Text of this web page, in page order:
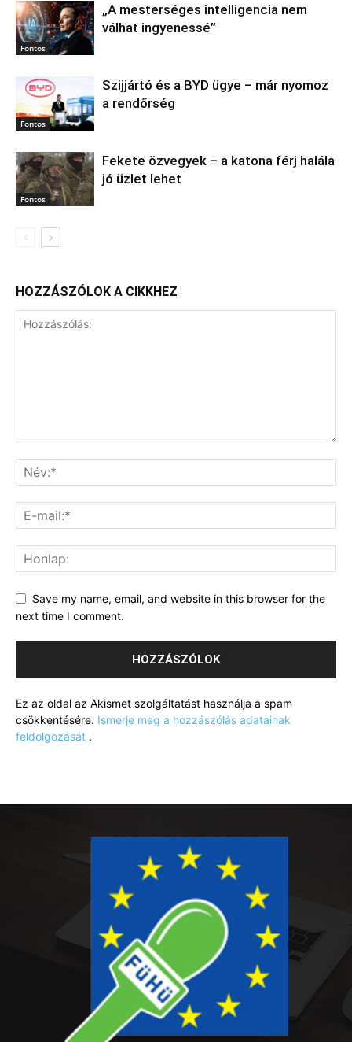
Fontos
„A mesterséges intelligencia nem
válhat ingyenessé”
Fontos
Szijjártó és a BYD ügye – már nyomoz
a rendőrség
Fontos
Fekete özvegyek – a katona férj halála
jó üzlet lehet
HOZZÁSZÓLOK A CIKKHEZ
Save my name, email, and website in this browser for the
next time I comment.
Ez az oldal az Akismet szolgáltatást használja a spam
csökkentésére. Ismerje meg a hozzászólás adatainak
feldolgozását .